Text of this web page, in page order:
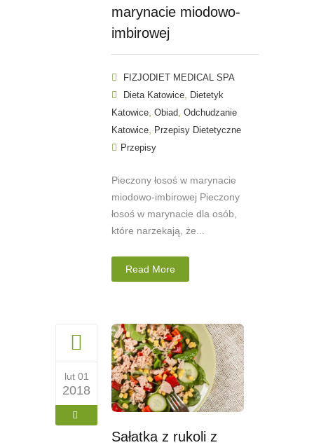
marynacie miodowo-
imbirowej
FIZJODIET MEDICAL SPA
Dieta Katowice
Dietetyk
Katowice Obiad Odchudzanie
Katowice
Przepisy Dietetyczne
Przepisy
Pieczony łosoś w marynacie
miodowo-imbirowej Pieczony
łosoś w marynacie dla osób,
które narzekają, że...
Read More
lut 01
2018
Sałatka z rukoli z